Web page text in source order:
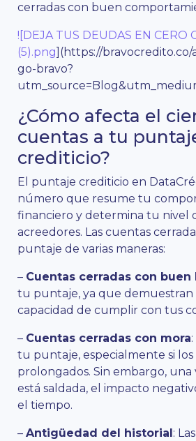
cerradas con buen
![DEJA TUS DEUDAS EN CERO
(5).png ](https://bravocredito.co/
go-bravo?
¿Cómo afecta el
cuentas a tu
crediticio?
El puntaje crediticio en
número que resume tu
financiero y determina tu nivel
acreedores. Las cuentas
puntaje de varias maneras:
– Cuentas cerradas con buen
tu puntaje, ya que demuestran
capacidad de cumplir con tus
– Cuentas cerradas con mora
tu puntaje, especialmente si
prolongados. Sin embargo,
está saldada, el impacto
el tiempo.
– Antigüedad del historial :